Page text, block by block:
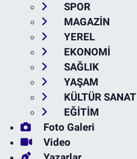
SPOR
MAGAZİN
YEREL
EKONOMİ
SAĞLIK
YAŞAM
KÜLTÜR SANAT
EĞİTİM
Foto Galeri
Video